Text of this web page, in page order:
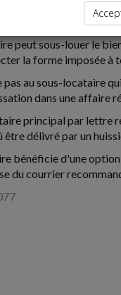
peut sous-louer le
la forme imposée à
au sous-locataire
dans une affaire
principal par lettre
être délivré par un
bénéficie d'une
du courrier